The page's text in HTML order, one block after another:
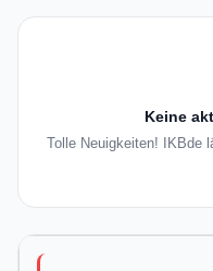
Keine
Tolle Neuigkeiten! IKBde